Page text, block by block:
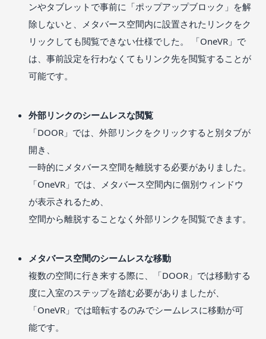
ンやタブレットで事前に「ポップアップブロック」を解
除しないと、メタバース空間内に設置されたリンクをク
リックしても閲覧できない仕様でした。 「OneVR」で
は、事前設定を行わなくてもリンク先を閲覧することが
可能です。
外部リンクのシームレスな閲覧
「DOOR」では、外部リンクをクリックすると別タブが
開き、
一時的にメタバース空間を離脱する必要がありました。
「OneVR」では、メタバース空間内に個別ウィンドウ
が表示されるため、
空間から離脱することなく外部リンクを閲覧できます。
メタバース空間のシームレスな移動
複数の空間に行き来する際に、「DOOR」では移動する
度に入室のステップを踏む必要がありましたが、
「OneVR」では暗転するのみでシームレスに移動が可
能です。